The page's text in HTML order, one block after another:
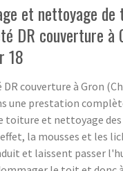
et nettoyage
DR couverture à
18
couverture à Gron
une prestation
toiture et nettoyage des
la mousses et les
et laissent passer